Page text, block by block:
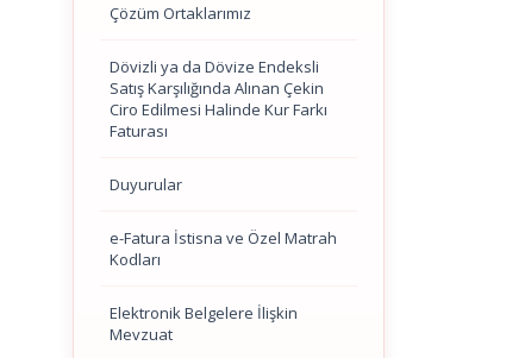
Çözüm Ortaklarımız
Dövizli ya da Dövize Endeksli
Satış Karşılığında Alınan Çekin
Ciro Edilmesi Halinde Kur Farkı
Faturası
Duyurular
e-Fatura İstisna ve Özel Matrah
Kodları
Elektronik Belgelere İlişkin
Mevzuat